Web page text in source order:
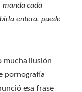
manda cada
entera, puede
mucha ilusión
pornografía
esa frase